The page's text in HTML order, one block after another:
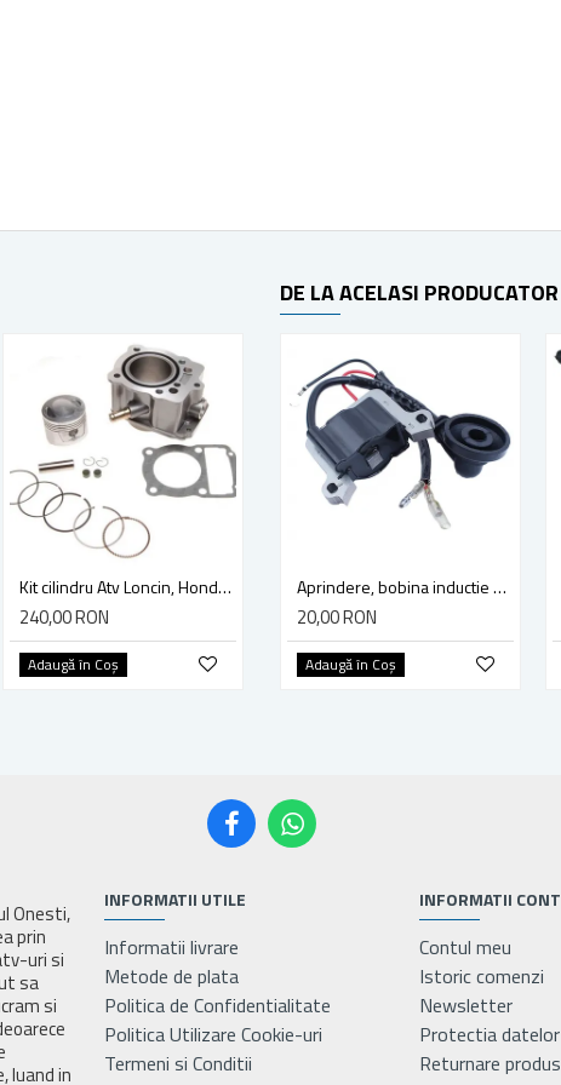
Kit cilindru Atv Loncin, Honda CG150, 150cc, 4T, racire apa, 62mm
240,00 RON
Adaugă în Coş
STOC EPUIZAT
Kit cilindru Pocket Bike, Mini ATV 47cc (40mm)
70,00 RON
Adaugă în Coş
DE LA ACELASI PRODUCATOR
Aprindere, bobina inductie motocoasa chinezeasca TL43 TL 52, Ruris Dac 210, Dac 310
20,00 RON
Adaugă în Coş
Onesti,
prin
uri si
sa
si
luand in
INFORMATII UTILE
Informatii livrare
Metode de plata
Politica de Confidentialitate
Politica Utilizare Cookie-uri
Termeni si Conditii
INFORMATII CONT
Contul meu
Istoric comenzi
Newsletter
Protectia datelor
Returnare produs